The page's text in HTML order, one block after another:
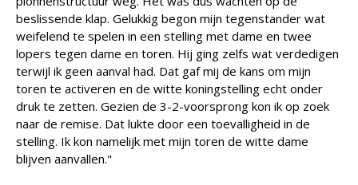
beslissende klap. Gelukkig begon mijn tegenstander wat
weifelend te spelen in een stelling met dame en twee
lopers tegen dame en toren. Hij ging zelfs wat verdedigen
terwijl ik geen aanval had. Dat gaf mij de kans om mijn
toren te activeren en de witte koningstelling echt onder
druk te zetten. Gezien de 3-2-voorsprong kon ik op zoek
naar de remise. Dat lukte door een toevalligheid in de
stelling. Ik kon namelijk met mijn toren de witte dame
blijven aanvallen."